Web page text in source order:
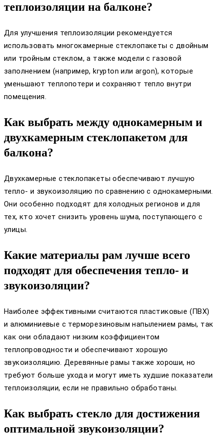
теплоизоляции на балконе?
Для улучшения теплоизоляции рекомендуется
использовать многокамерные стеклопакеты с двойным
или тройным стеклом, а также модели с газовой
заполнением (например, krypton или argon), которые
уменьшают теплопотери и сохраняют тепло внутри
помещения.
Как выбрать между однокамерным и
двухкамерным стеклопакетом для
балкона?
Двухкамерные стеклопакеты обеспечивают лучшую
тепло- и звукоизоляцию по сравнению с однокамерными.
Они особенно подходят для холодных регионов и для
тех, кто хочет снизить уровень шума, поступающего с
улицы.
Какие материалы рам лучше всего
подходят для обеспечения тепло- и
звукоизоляции?
Наиболее эффективными считаются пластиковые (ПВХ)
и алюминиевые с терморезиновым напылением рамы, так
как они обладают низким коэффициентом
теплопроводности и обеспечивают хорошую
звукоизоляцию. Деревянные рамы также хороши, но
требуют больше ухода и могут иметь худшие показатели
теплоизоляции, если не правильно обработаны.
Как выбрать стекло для достижения
оптимальной звукоизоляции?